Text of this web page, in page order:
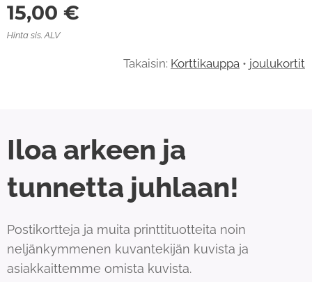
15,00 €
Hinta sis. ALV
Takaisin: Korttikauppa • joulukortit
Iloa arkeen ja
tunnetta juhlaan!
Postikortteja ja muita printtituotteita noin
neljänkymmenen kuvantekijän kuvista ja
asiakkaittemme omista kuvista.